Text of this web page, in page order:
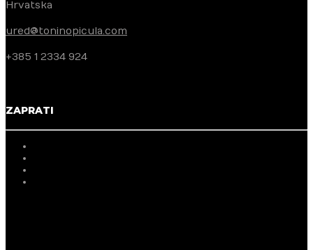
Hrvatska
ured@toninopicula.com
+385 1 2334 924
ZAPRATI